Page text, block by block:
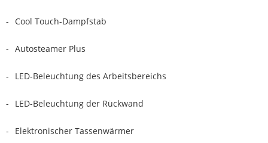
Cool Touch-Dampfstab
Autosteamer Plus
LED-Beleuchtung des Arbeitsbereichs
LED-Beleuchtung der Rückwand
Elektronischer Tassenwärmer